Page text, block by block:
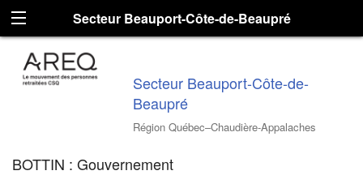
Secteur Beauport-Côte-de-Beaupré
Secteur Beauport-Côte-de-
Beaupré
Région Québec–Chaudière-Appalaches
BOTTIN : Gouvernement